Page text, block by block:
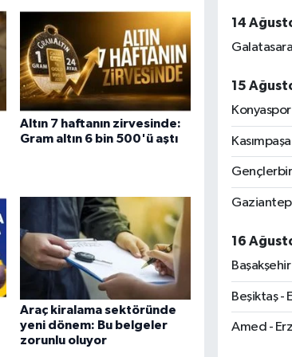
Altın 7 haftanın zirvesinde:
Gram altın 6 bin 500'ü aştı
Araç kiralama sektöründe
yeni dönem: Bu belgeler
zorunlu oluyor
14
15
Gaziantep
16
Beşiktaş -
Amed -